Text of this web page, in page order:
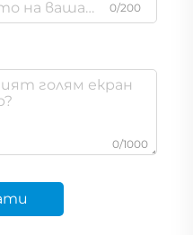
0/200
0/1000